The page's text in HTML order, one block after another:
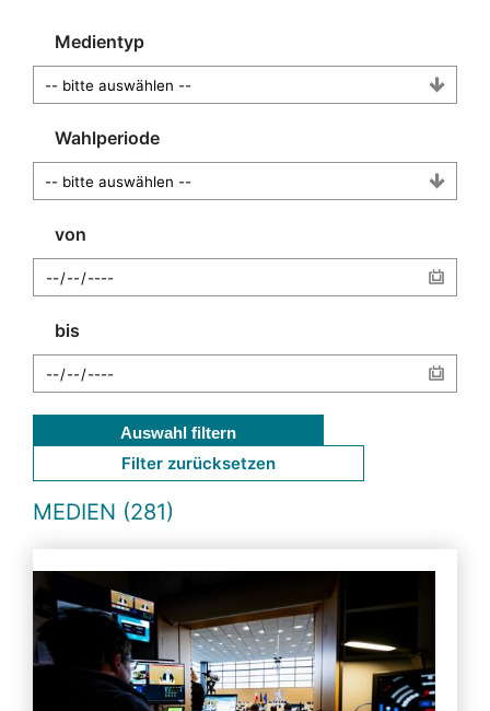
Medientyp
Wahlperiode
von
bis
Auswahl filtern
Filter zurücksetzen
MEDIEN (281)